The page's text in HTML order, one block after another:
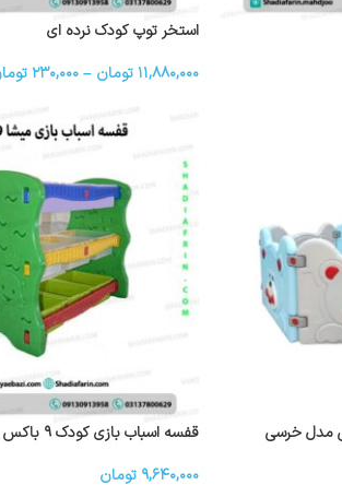
استخر توپ کودک نرده ای
۱۱,۸۸۰,۰۰۰ تومان – ۲۳۰,۰۰۰
قفسه اسباب بازی کودک ۹ باکس
۹,۶۴۰,۰۰۰ تومان